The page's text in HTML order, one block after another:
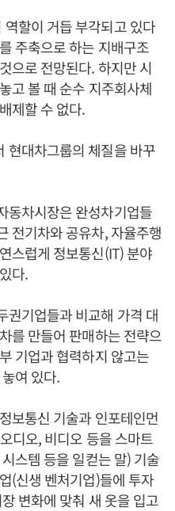
할이 거듭 부각되고 있다
주축으로 하는 지배구조
으로 전망된다. 하지만 시
고 볼 때 순수 지주회사체
제할 수 없다.
현대차그룹의 체질을 바꾸
동차시장은 완성차기업들
전기차와 공유차, 자율주행
스럽게 정보통신(IT) 분야
다.
권기업들과 비교해 가격 대
를 만들어 판매하는 전략으
기업과 협력하지 않고는
여 있다.
보통신 기술과 인포테인먼
디오, 비디오 등을 스마트
스템 등을 일컫는 말) 기술
(신생 벤처기업)들에 투자
변화에 맞춰 새 옷을 입고